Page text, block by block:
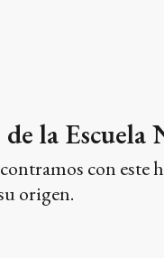
la Escuela
con este
origen.